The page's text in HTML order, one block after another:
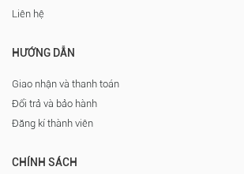
Liên hệ
HƯỚNG DẪN
Giao nhận và thanh toán
Đổi trả và bảo hành
Đăng kí thành viên
CHÍNH SÁCH